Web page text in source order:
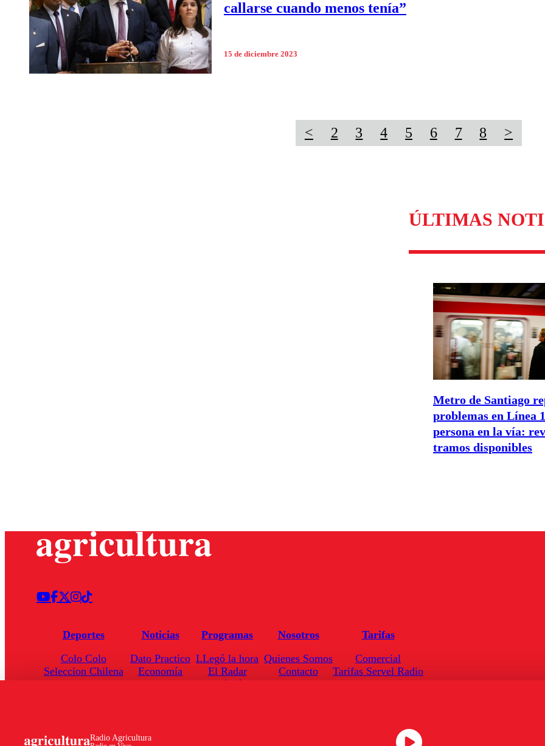
callarse cuando menos tenía”
15 de diciembre 2023
< 2 3 4 5 6 7 8 >
ÚLTIMAS
Metro de Santiago
problemas en Línea
persona en la vía:
tramos disponibles
Radio Agricultura
Deportes
Colo Colo
Seleccion Chilena
Noticias
Dato Practico
Economía
Programas
LLegó la hora
El Radar
Enfoqué Público
Nosotros
Quienes Somos
Contacto
Tarifas
Comercial
Tarifas Servel Radio